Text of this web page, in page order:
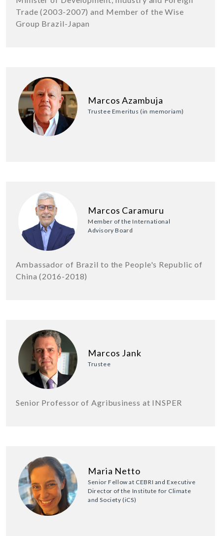
Trade (2003-2007) and Member of the Wise
Group Brazil-Japan
Marcos Azambuja
Trustee Emeritus (in memoriam)
Marcos Caramuru
Member of the International
Advisory Board
Ambassador of Brazil to the People's Republic of
China (2016-2018)
Marcos Jank
Trustee
Senior Professor of Agribusiness at INSPER
Maria Netto
Senior Fellow at CEBRI and Executive
Director of the Institute for Climate
and Society (iCS)